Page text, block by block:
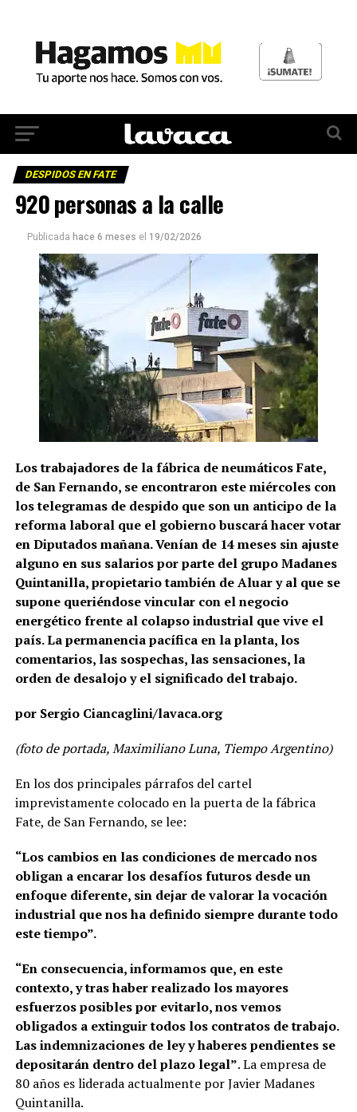
DESPIDOS EN FATE
920 personas a la calle
Publicada hace 6 meses el 19/02/2026
Los trabajadores de la fábrica de neumáticos Fate,
de San Fernando, se encontraron este miércoles con
los telegramas de despido que son un anticipo de la
reforma laboral que el gobierno buscará hacer votar
en Diputados mañana. Venían de 14 meses sin ajuste
alguno en sus salarios por parte del grupo Madanes
Quintanilla, propietario también de Aluar y al que se
supone queriéndose vincular con el negocio
energético frente al colapso industrial que vive el
país. La permanencia pacífica en la planta, los
comentarios, las sospechas, las sensaciones, la
orden de desalojo y el significado del trabajo.
por Sergio Ciancaglini/lavaca.org
(foto de portada, Maximiliano Luna, Tiempo Argentino)
En los dos principales párrafos del cartel
imprevistamente colocado en la puerta de la fábrica
Fate, de San Fernando, se lee:
“Los cambios en las condiciones de mercado nos
obligan a encarar los desafíos futuros desde un
enfoque diferente, sin dejar de valorar la vocación
industrial que nos ha definido siempre durante todo
este tiempo”.
“En consecuencia, informamos que, en este
contexto, y tras haber realizado los mayores
esfuerzos posibles por evitarlo, nos vemos
obligados a extinguir todos los contratos de trabajo.
Las indemnizaciones de ley y haberes pendientes se
depositarán dentro del plazo legal”. La empresa de
80 años es liderada actualmente por Javier Madanes
Quintanilla.